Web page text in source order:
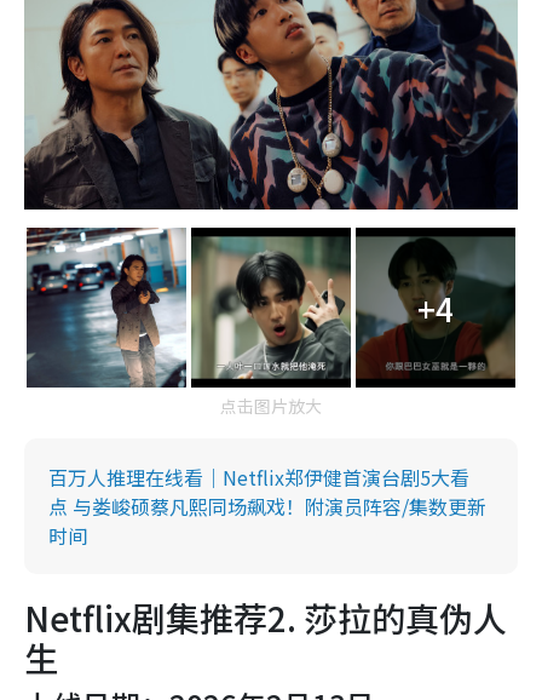
+4
点击图片放大
百万人推理在线看｜Netflix郑伊健首演台剧5大看
点 与娄峻硕蔡凡熙同场飙戏！附演员阵容/集数更新
时间
Netflix剧集推荐2. 莎拉的真伪人
生